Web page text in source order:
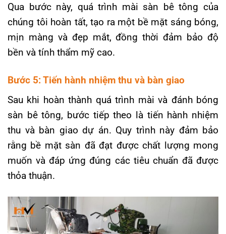
Qua bước này, quá trình mài sàn bê tông của
chúng tôi hoàn tất, tạo ra một bề mặt sáng bóng,
mịn màng và đẹp mắt, đồng thời đảm bảo độ
bền và tính thẩm mỹ cao.
Bước 5: Tiến hành nhiệm thu và bàn giao
Sau khi hoàn thành quá trình mài và đánh bóng
sàn bê tông, bước tiếp theo là tiến hành nhiệm
thu và bàn giao dự án. Quy trình này đảm bảo
rằng bề mặt sàn đã đạt được chất lượng mong
muốn và đáp ứng đúng các tiêu chuẩn đã được
thỏa thuận.